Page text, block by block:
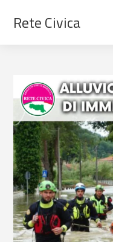
Rete Civica